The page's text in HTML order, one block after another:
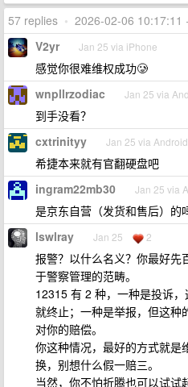
57 replies • 2026-02-06 10:17:11
V2yr Jan 25 via iPhone
感觉你很难维权成功🥲
wnpllrzodiac Jan 25 via
到手没看？
cxtrinityy Jan 25 via Android
希捷本来就有官翻硬盘吧
ingram22mb30 Jan 25 via
是京东自营（发货和售后）的
lswlray Jan 25 2
报警？以什么名义？你最好先
于警察管理的范畴。
12315 有 2 种，一种是投诉
就终止；一种是举报，但这种
对你的赔偿。
你这种情况，最好的方式就是
换，别想什么假一赔三。
当然，你不怕折腾也可以试